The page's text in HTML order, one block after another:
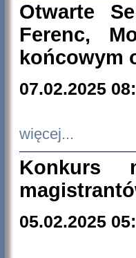
Otwarte
Ferenc,
końcowym
07.02.2025
więcej...
Konkurs
05.02.2025